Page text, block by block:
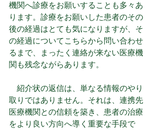
機関へ診療をお願いすることも多々あ
ります。診療をお願いした患者のその
後の経過はとても気になりますが、そ
の経過についてこちらから問い合わせ
るまで、まったく連絡が来ない医療機
関も残念ながらあります。
紹介状の返信は、単なる情報のやり
取りではありません。それは、連携先
医療機関との信頼を築き、患者の治療
をより良い方向へ導く重要な手段で